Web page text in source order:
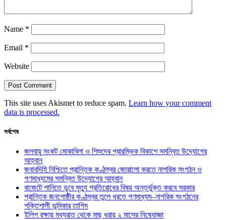
Name *
Email *
Website
This site uses Akismet to reduce spam. Learn how your comment
data is processed.
সর্বশেষ
জলবায়ু সংকট মোকাবিলা ও শিশুদের প্রারম্ভিক বিকাশে সমন্বিত উদ্যোগের
আহ্বান
জবাবদিহি নিশ্চিতে প্রান্তিক কণ্ঠস্বর জোরালো করতে নাগরিক সংগঠন ও
গণমাধ্যমের সমন্বিত উদ্যোগের আহ্বান
বাজেটে পানিতে ডুবে মৃত্যু প্রতিরোধের বিষয় অন্তর্ভুক্ত করবে সরকার
প্রান্তিক জনগোষ্ঠীর কণ্ঠস্বর তুলে ধরতে গণমাধ্যম–নাগরিক সংগঠনের
শক্তিশালী ভূমিকার তাগিদ
ইলিশ রক্ষায় মধ্যরাত থেকে মাছ ধরায় ২ মাসের নিষেধাজ্ঞা